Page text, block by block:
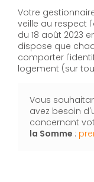
Votre
veille au respect
du 18 août 2023
dispose que
comporter
logement (sur
Vous
avez besoin
concernant
la Somme :